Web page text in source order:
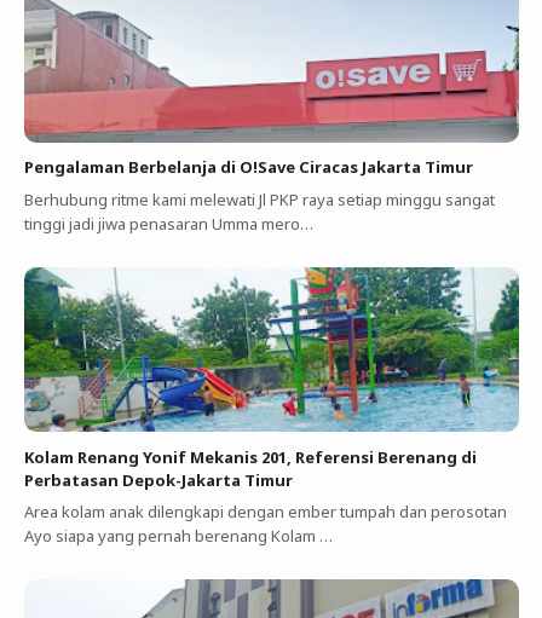
Pengalaman Berbelanja di O!Save Ciracas Jakarta Timur
Berhubung ritme kami melewati Jl PKP raya setiap minggu sangat
tinggi jadi jiwa penasaran Umma mero…
Kolam Renang Yonif Mekanis 201, Referensi Berenang di
Perbatasan Depok-Jakarta Timur
Area kolam anak dilengkapi dengan ember tumpah dan perosotan
Ayo siapa yang pernah berenang Kolam …